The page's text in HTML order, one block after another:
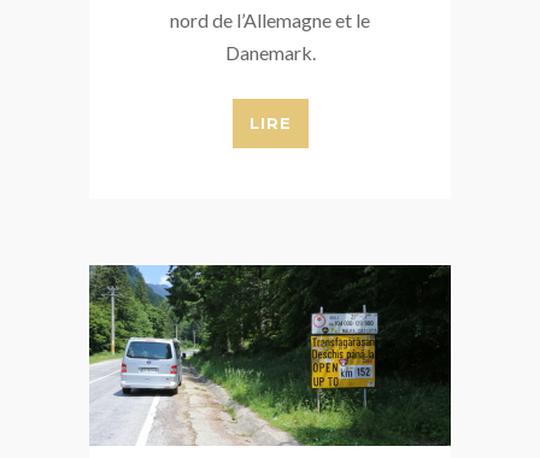
nord de l’Allemagne et le
Danemark.
LIRE